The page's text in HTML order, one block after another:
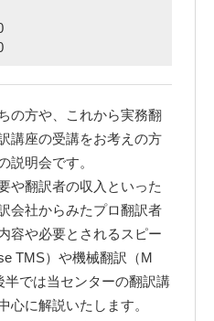
の方や、これから実務翻
講座の受講をお考えの方
説明会です。
や翻訳者の収入といった
会社からみたプロ翻訳者
容や必要とされるスピー
TMS）や機械翻訳（M
では当センターの翻訳講
心に解説いたします。